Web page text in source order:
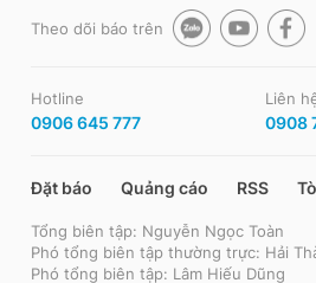
Theo dõi báo trên
Hotline
0906 645 777
Liên
0908
Đặt báo Quảng cáo RSS
Tổng biên tập: Nguyễn Ngọc Toàn
Phó tổng biên tập thường trực: Hải
Phó tổng biên tập: Lâm Hiếu Dũng